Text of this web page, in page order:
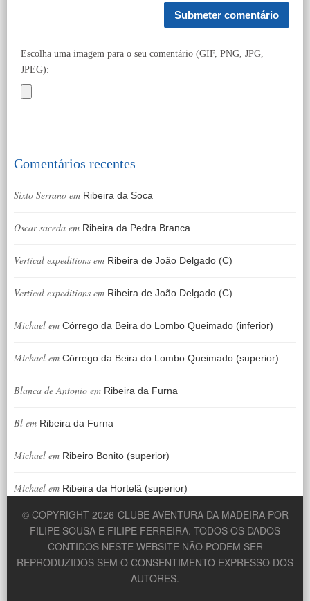
Escolha uma imagem para o seu comentário (GIF, PNG, JPG,
JPEG):
Comentários recentes
Sixto Serrano em Ribeira da Soca
Oscar saceda em Ribeira da Pedra Branca
Vertical expeditions em Ribeira de João Delgado (C)
Vertical expeditions em Ribeira de João Delgado (C)
Michael em Córrego da Beira do Lombo Queimado (inferior)
Michael em Córrego da Beira do Lombo Queimado (superior)
Blanca de Antonio em Ribeira da Furna
Bl em Ribeira da Furna
Michael em Ribeiro Bonito (superior)
Michael em Ribeira da Hortelã (superior)
© COPYRIGHT 2026 CLUBE AVENTURA DA MADEIRA POR
FILIPE SOUSA E FILIPE FERREIRA. TODOS OS DADOS
CONTIDOS NESTE WEBSITE NÃO PODEM SER
REPRODUZIDOS SEM O CONSENTIMENTO EXPRESSO DOS
AUTORES.